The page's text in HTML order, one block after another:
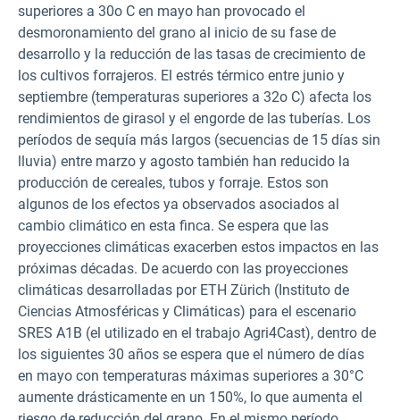
superiores a 30o C en mayo han provocado el
desmoronamiento del grano al inicio de su fase de
desarrollo y la reducción de las tasas de crecimiento de
los cultivos forrajeros. El estrés térmico entre junio y
septiembre (temperaturas superiores a 32o C) afecta los
rendimientos de girasol y el engorde de las tuberías. Los
períodos de sequía más largos (secuencias de 15 días sin
lluvia) entre marzo y agosto también han reducido la
producción de cereales, tubos y forraje. Estos son
algunos de los efectos ya observados asociados al
cambio climático en esta finca. Se espera que las
proyecciones climáticas exacerben estos impactos en las
próximas décadas. De acuerdo con las proyecciones
climáticas desarrolladas por ETH Zürich (Instituto de
Ciencias Atmosféricas y Climáticas) para el escenario
SRES A1B (el utilizado en el trabajo Agri4Cast), dentro de
los siguientes 30 años se espera que el número de días
en mayo con temperaturas máximas superiores a 30°C
aumente drásticamente en un 150%, lo que aumenta el